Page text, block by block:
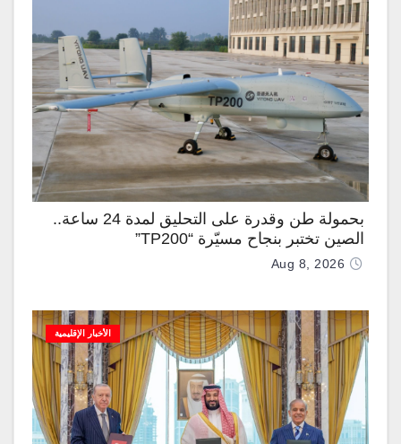
بحمولة طن وقدرة على التحليق لمدة 24 ساعة..
الصين تختبر بنجاح مسيّرة “TP200”
Aug 8, 2026
الأخبار الإقليمية